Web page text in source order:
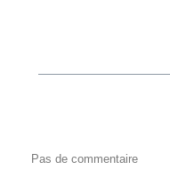
Pas de commentaire